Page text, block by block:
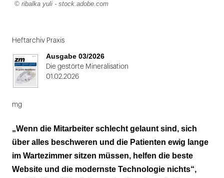
© ribalka yuli - stock.adobe.com
Heftarchiv Praxis
Ausgabe 03/2026
Die gestörte Mineralisation
01.02.2026
mg
„Wenn die Mitarbeiter schlecht gelaunt sind, sich
über alles beschweren und die Patienten ewig lange
im Wartezimmer sitzen müssen, helfen die beste
Website und die modernste Technologie nichts“,